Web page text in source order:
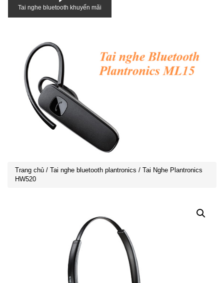
Tai nghe bluetooth khuyến mãi
Trang chủ / Tai nghe bluetooth plantronics / Tai Nghe Plantronics
HW520